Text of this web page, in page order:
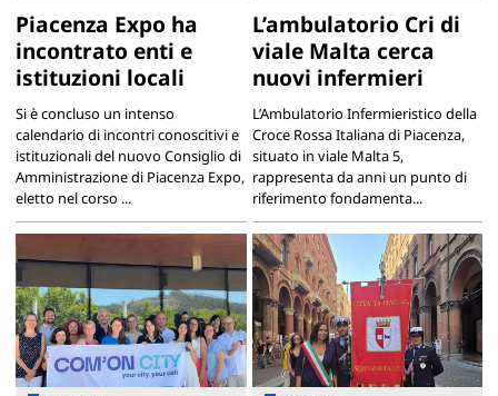
Piacenza Expo ha
incontrato enti e
istituzioni locali
Si è concluso un intenso
calendario di incontri conoscitivi e
istituzionali del nuovo Consiglio di
Amministrazione di Piacenza Expo,
eletto nel corso ...
L’ambulatorio Cri di
viale Malta cerca
nuovi infermieri
L’Ambulatorio Infermieristico della
Croce Rossa Italiana di Piacenza,
situato in viale Malta 5,
rappresenta da anni un punto di
riferimento fondamenta...